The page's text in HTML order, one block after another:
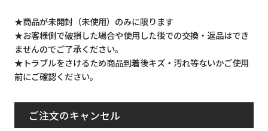
★商品が未開封（未使用）のみに限ります
★お客様側で破損した場合や使用した後での交換・返品はでき
ませんのでご了承ください。
★トラブルをさけるため商品到着後キズ・汚れ等ないかご使用
前にご確認ください。
ご注文のキャンセル